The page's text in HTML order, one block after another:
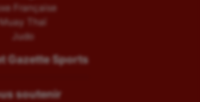
Française
Muay Thaï
Judo
Gazette Sports
soutenir